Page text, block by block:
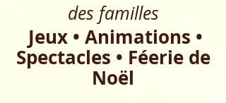
des familles
Jeux • Animations •
Spectacles • Féerie de
Noël